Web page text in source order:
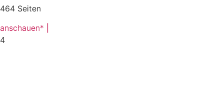
464 Seiten
anschauen* |
4